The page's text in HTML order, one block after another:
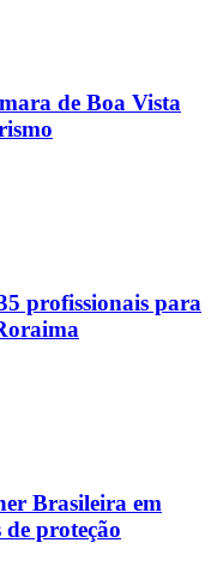
de Boa Vista
profissionais para
Brasileira em
proteção